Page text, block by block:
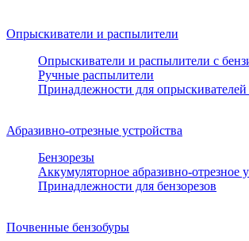
Опрыскиватели и распылители
Опрыскиватели и распылители с
Ручные распылители
Принадлежности для
Абразивно-отрезные устройства
Бензорезы
Аккумуляторное абразивно-отрезное
Принадлежности для бензорезов
Почвенные бензобуры